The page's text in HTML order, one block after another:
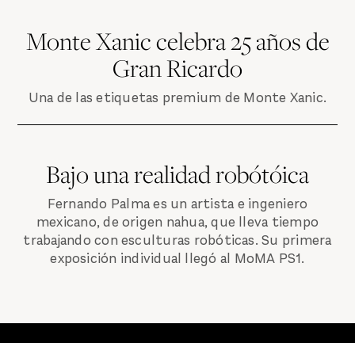
Monte Xanic celebra 25 años de
Gran Ricardo
Una de las etiquetas premium de Monte Xanic.
Bajo una realidad robótóica
Fernando Palma es un artista e ingeniero
mexicano, de origen nahua, que lleva tiempo
trabajando con esculturas robóticas. Su primera
exposición individual llegó al MoMA PS1.